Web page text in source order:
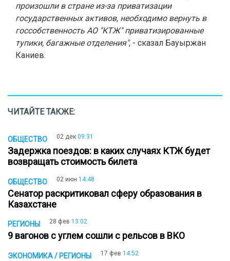
произошли в стране из-за приватизации
государственных активов, необходимо вернуть в
госсобственность АО "КТЖ" приватизированные
тупики, багажные отделения", - сказал Бауыржан
Каниев.
ЧИТАЙТЕ ТАКЖЕ:
ОБЩЕСТВО 02 дек 09:31
Задержка поездов: в каких случаях КТЖ будет
возвращать стоимость билета
ОБЩЕСТВО 02 июн 14:48
Сенатор раскритиковал сферу образования в
Казахстане
РЕГИОНЫ 28 фев 13:02
9 вагонов с углем сошли с рельсов в ВКО
ЭКОНОМИКА / РЕГИОНЫ 17 фев 14:52